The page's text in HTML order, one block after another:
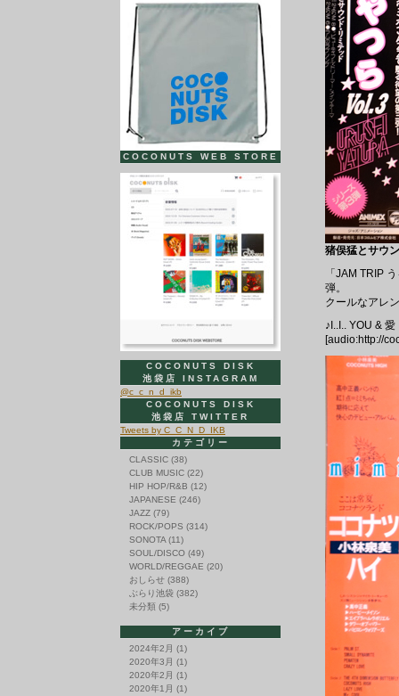
猪俣猛とサウ
「JAM TRIP
弾。
クールなアレ
♪I..I.. YOU & 愛
[audio:http://
COCONUTS WEB STORE
COCONUTS DISK
池袋店 INSTAGRAM
@c_c_n_d_ikb
COCONUTS DISK
池袋店 TWITTER
Tweets by C_C_N_D_IKB
カテゴリー
CLASSIC (38)
CLUB MUSIC (22)
HIP HOP/R&B (12)
JAPANESE (246)
JAZZ (79)
ROCK/POPS (314)
SONOTA (11)
SOUL/DISCO (49)
WORLD/REGGAE (20)
おしらせ (388)
ぶらり池袋 (382)
未分類 (5)
アーカイブ
2024年2月 (1)
2020年3月 (1)
2020年2月 (1)
2020年1月 (1)